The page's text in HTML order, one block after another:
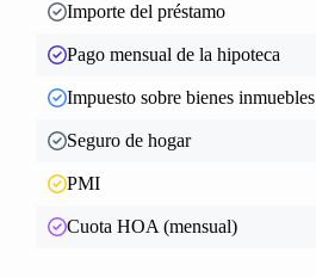
Importe del préstamo
Pago mensual de la hipoteca
Impuesto sobre bienes inmuebles
Seguro de hogar
PMI
Cuota HOA (mensual)